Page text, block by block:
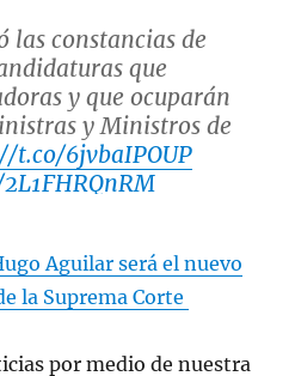
las constancias de
que
y que ocuparán
y Ministros de
t.co/6jvbaIPOUP
Aguilar será el nuevo
la Suprema Corte
por medio de nuestra